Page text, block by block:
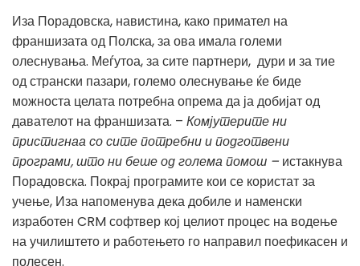
Иза Порадовска, навистина, како примател на
франшизата од Полска, за ова имала големи
олеснувања. Меѓутоа, за сите партнери, дури и за тие
од странски пазари, големо олеснување ќе биде
можноста целата потребна опрема да ја добијат од
давателот на франшизата. – Комјутерите ни
пристигнаа со сите потребни и подготвени
програми, што ни беше од голема помош – истакнува
Порадовска. Покрај програмите кои се користат за
учење, Иза напоменува дека добиле и наменски
изработен CRM софтвер кој целиот процес на водење
на училиштето и работењето го направил поефикасен и
полесен.